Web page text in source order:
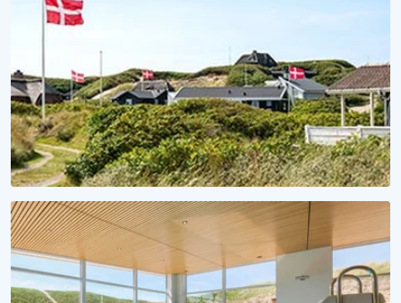
Se vores sommerhuse ved vandet
FERIESÆSON 2027
Et hav af forventningsglæde
Lej sommerhus til 2027 nu!